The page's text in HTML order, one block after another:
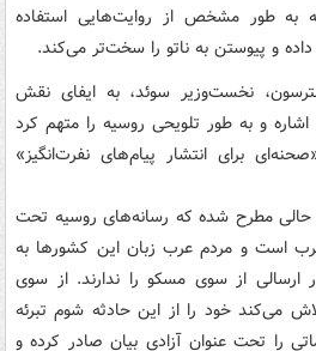
به طور مشخص از روایت‌هایی استفاده
و پیوستن به ناتو را سخت‌تر می‌کند.
نخست‌وزیر سوئد، به ایفای نقش
و به طور تلویحی روسیه را متهم کرد
برای انتشار پیام‌های نفرت‌انگیز»
حالی مطرح شده که رسانه‌های روسیه تحت
است و مردم عرب زبان این کشورها به
از سوی مسکو را ندارند. از سوی
می‌کند خود را از این حادثه شوم تبرئه
را تحت عنوان آزادی بیان صادر کرده و